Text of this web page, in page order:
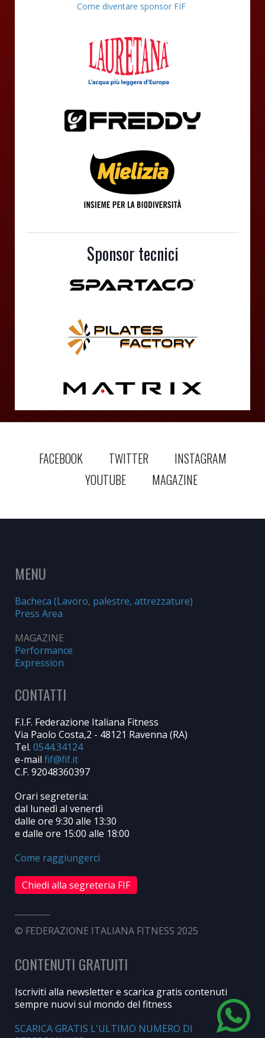
Come diventare sponsor FIF
Sponsor tecnici
FACEBOOK TWITTER
INSTAGRAM
YOUTUBE
MAGAZINE
MENU
Bacheca (Lavoro, palestre, attrezzature)
Press Area
MAGAZINE
Performance
Expression
CONTATTI
F.I.F. Federazione Italiana Fitness
Via Paolo Costa,2 - 48121 Ravenna (RA)
Tel. 0544.34124
e-mail
C.F. 92048360397
Orari segreteria:
dal lunedì al venerdì
dalle ore 9:30 alle 13:30
e dalle ore 15:00 alle 18:00
Come raggiungerci
Chiedi alla segreteria FIF
© FEDERAZIONE ITALIANA FITNESS 2025
CONTENUTI GRATUITI
Iscriviti alla newsletter e scarica gratis contenuti
sempre nuovi sul mondo del fitness
SCARICA GRATIS L'ULTIMO NUMERO DI